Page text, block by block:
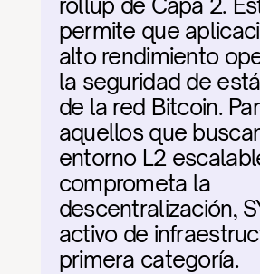
rollup de Capa 2.
permite que
alto rendimiento
la seguridad de
de la red Bitcoin.
aquellos que
entorno L2
comprometa la
descentralización,
activo de
primera categoría.